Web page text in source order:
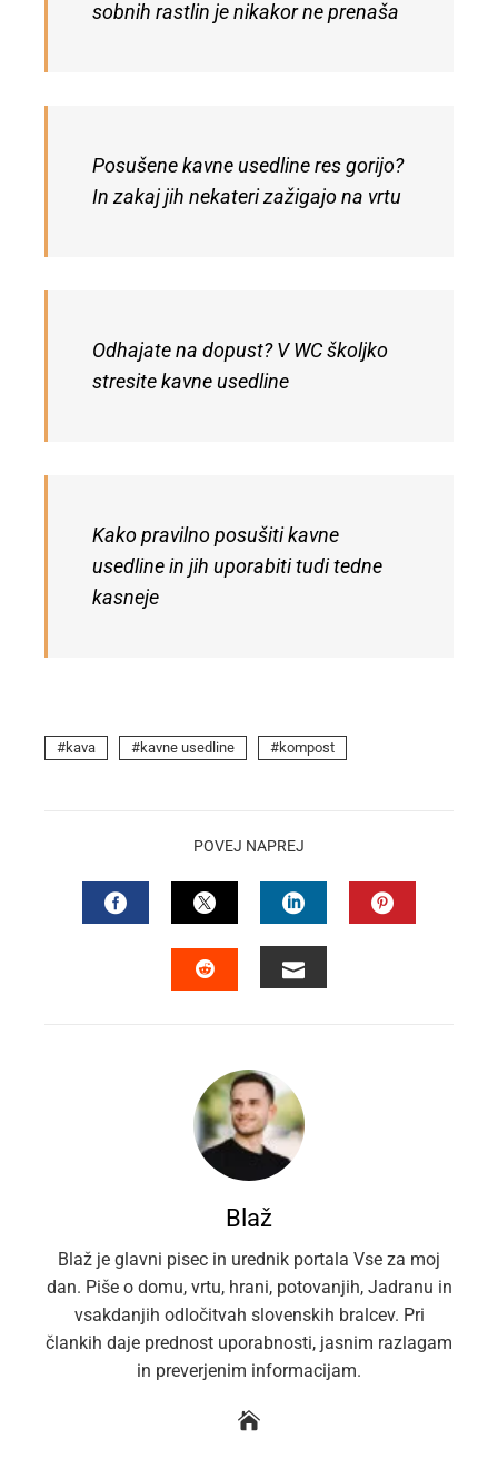
sobnih rastlin je nikakor ne prenaša
Posušene kavne usedline res gorijo?
In zakaj jih nekateri zažigajo na vrtu
Odhajate na dopust? V WC školjko
stresite kavne usedline
Kako pravilno posušiti kavne
usedline in jih uporabiti tudi tedne
kasneje
kava kavne usedline kompost
POVEJ NAPREJ
FACEBOOKTWITTERLINKEDIN
Blaž
Blaž je glavni pisec in urednik portala Vse za moj
dan. Piše o domu, vrtu, hrani, potovanjih, Jadranu in
vsakdanjih odločitvah slovenskih bralcev. Pri
člankih daje prednost uporabnosti, jasnim razlagam
in preverjenim informacijam.